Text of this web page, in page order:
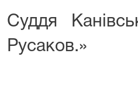
Суддя
Русаков.»